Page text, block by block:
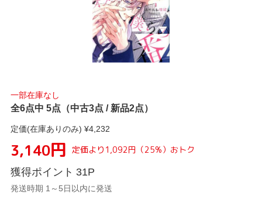
一部在庫なし
全6点中 5点（中古3点 / 新品2点）
定価(在庫ありのみ) ¥4,232
3,140円 定価より 1,092円 （25%） おトク
獲得ポイント 31P
発送時期 1～5日以内に発送